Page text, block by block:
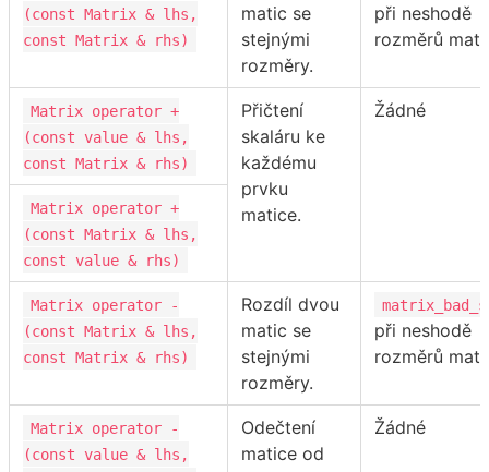
(const Matrix & lhs,
const Matrix & rhs)
matic se
stejnými
rozměry.
při neshodě
rozměrů
Matrix operator +
(const value & lhs,
const Matrix & rhs)
Přičtení
skaláru ke
každému
prvku
matice.
Žádné
Matrix operator +
(const Matrix & lhs,
const value & rhs)
Matrix operator -
(const Matrix & lhs,
const Matrix & rhs)
Rozdíl dvou
matic se
stejnými
rozměry.
při neshodě
rozměrů
Matrix operator -
(const value & lhs,
Odečtení
matice od
Žádné